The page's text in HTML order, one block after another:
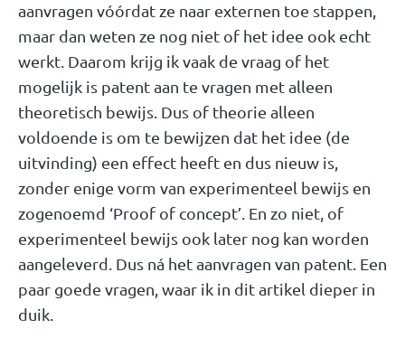
aanvragen vóórdat ze naar externen toe stappen,
maar dan weten ze nog niet of het idee ook echt
werkt. Daarom krijg ik vaak de vraag of het
mogelijk is patent aan te vragen met alleen
theoretisch bewijs. Dus of theorie alleen
voldoende is om te bewijzen dat het idee (de
uitvinding) een effect heeft en dus nieuw is,
zonder enige vorm van experimenteel bewijs en
zogenoemd ‘Proof of concept’. En zo niet, of
experimenteel bewijs ook later nog kan worden
aangeleverd. Dus ná het aanvragen van patent. Een
paar goede vragen, waar ik in dit artikel dieper in
duik.